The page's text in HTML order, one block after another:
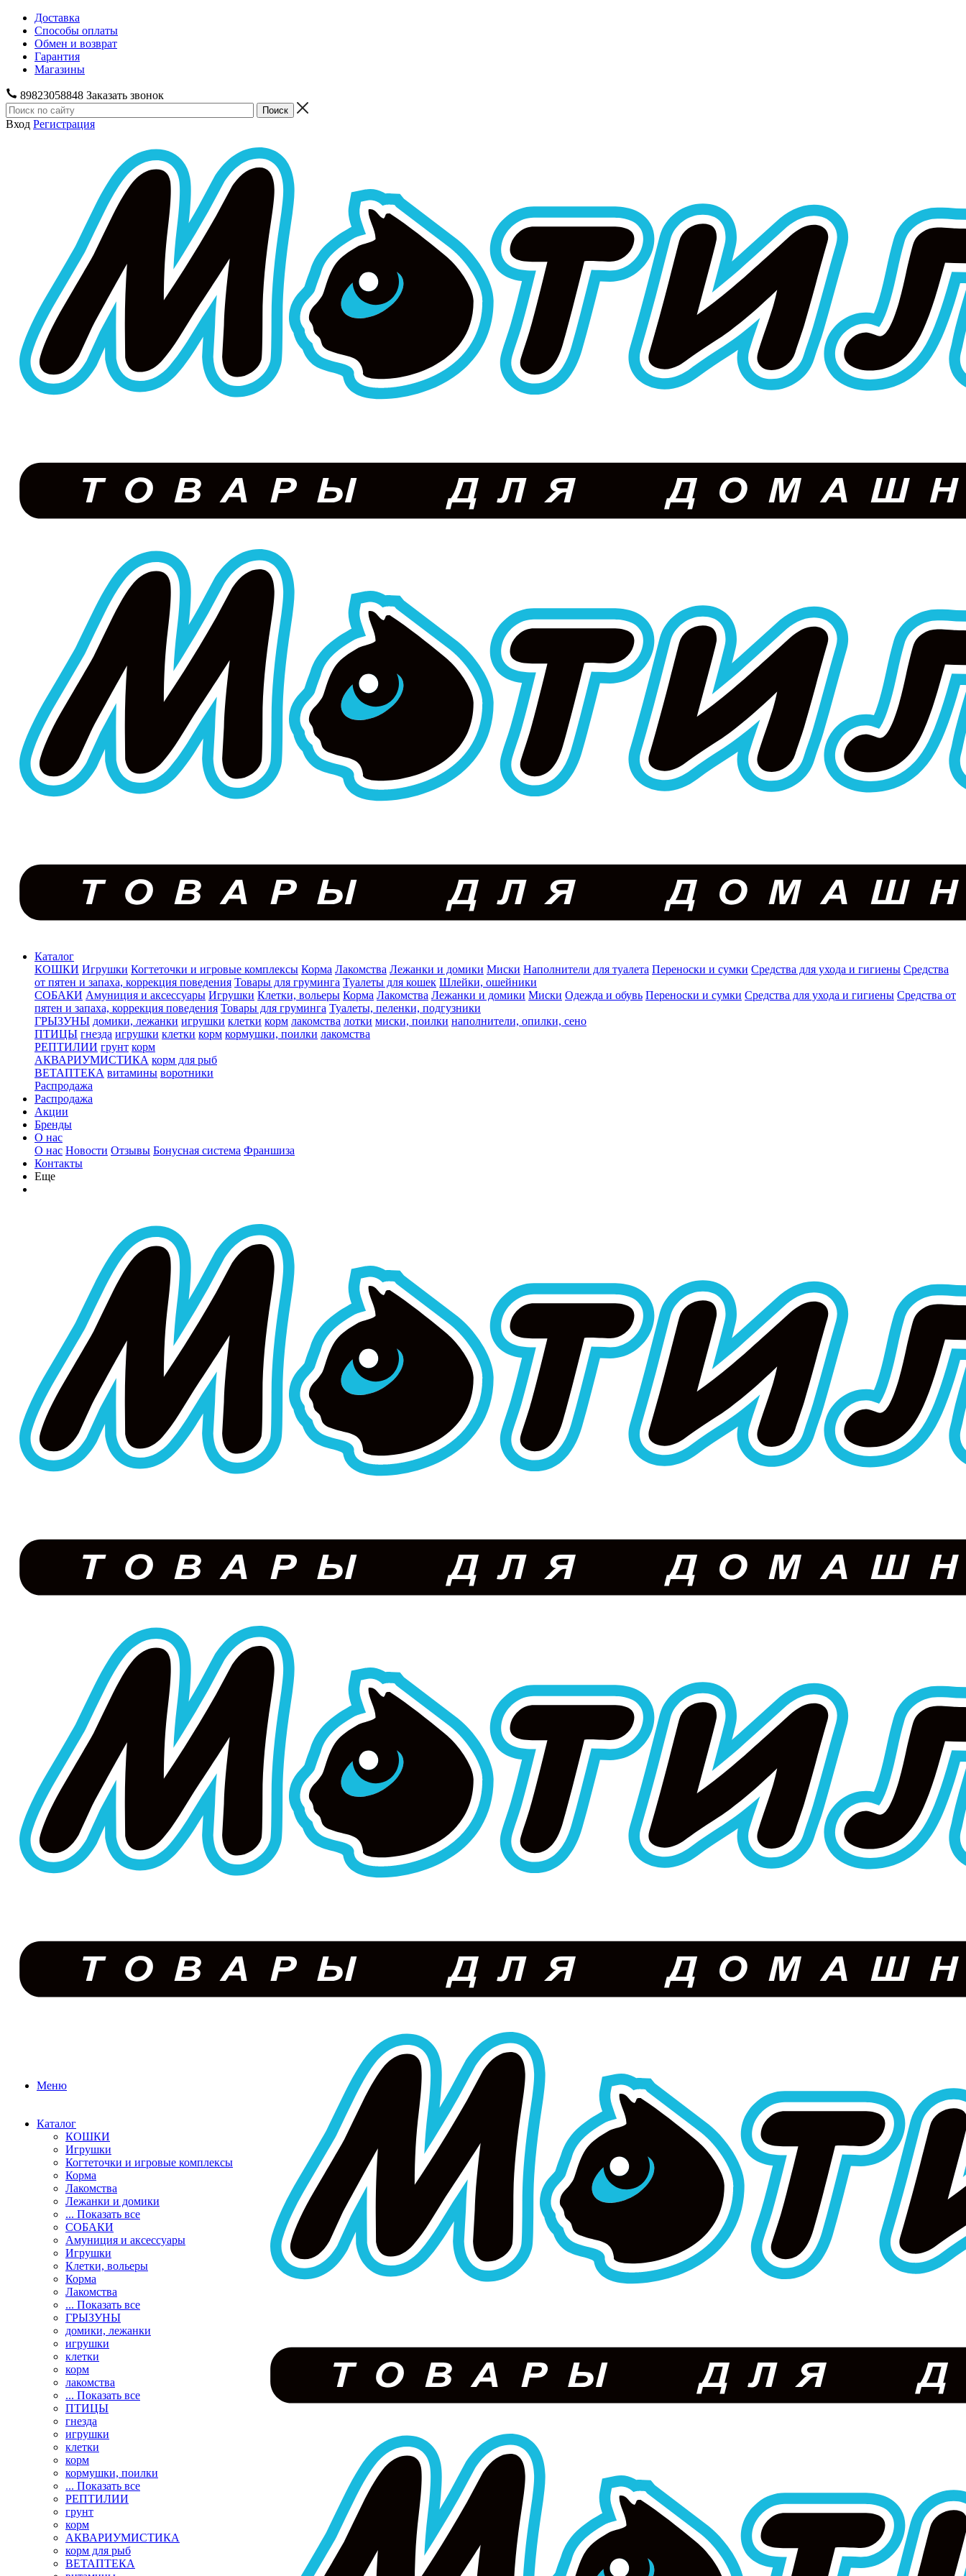
Доставка
Способы оплаты
Обмен и возврат
Гарантия
Магазины
89823058848 Заказать звонок
Вход Регистрация
Каталог
КОШКИ Игрушки Когтеточки и игровые комплексы Корма Лакомства Лежанки и домики Миски Наполнители для туалета Переноски и сумки Средства для ухода и гигиены Средства
от пятен и запаха, коррекция поведения Товары для груминга Туалеты для кошек Шлейки, ошейники
СОБАКИ Амуниция и аксессуары Игрушки Клетки, вольеры Корма Лакомства Лежанки и домики Миски Одежда и обувь Переноски и сумки Средства для ухода и гигиены Средства от
пятен и запаха, коррекция поведения Товары для груминга Туалеты, пеленки, подгузники
ГРЫЗУНЫ домики, лежанки игрушки клетки корм лакомства лотки миски, поилки наполнители, опилки, сено
ПТИЦЫ гнезда игрушки клетки корм кормушки, поилки лакомства
РЕПТИЛИИ грунт корм
АКВАРИУМИСТИКА корм для рыб
ВЕТАПТЕКА витамины воротники
Распродажа
Распродажа
Акции
Бренды
О нас
О нас Новости Отзывы Бонусная система Франшиза
Контакты
Еще
Меню
Каталог
КОШКИ
Игрушки
Когтеточки и игровые комплексы
Корма
Лакомства
Лежанки и домики
... Показать все
СОБАКИ
Амуниция и аксессуары
Игрушки
Клетки, вольеры
Корма
Лакомства
... Показать все
ГРЫЗУНЫ
домики, лежанки
игрушки
клетки
корм
лакомства
... Показать все
ПТИЦЫ
гнезда
игрушки
клетки
корм
кормушки, поилки
... Показать все
РЕПТИЛИИ
грунт
корм
АКВАРИУМИСТИКА
корм для рыб
ВЕТАПТЕКА